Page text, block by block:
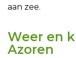
aan zee.
Weer en
Azoren